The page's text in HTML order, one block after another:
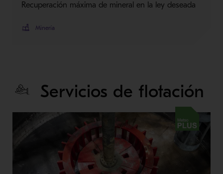
Recuperación máxima de mineral en la ley deseada
Minería
Servicios de flotación